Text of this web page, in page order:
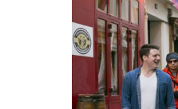
Culturele
Ruimte